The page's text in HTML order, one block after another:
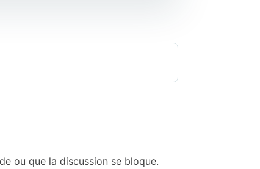
ou que la discussion se bloque.